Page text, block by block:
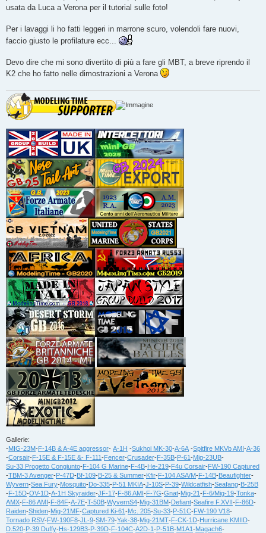
usata da Luca a Verona per il tutorial sulle foto!
Per i lavaggi li ho fatti leggeri in marrone scuro, volendoli fare nuovi,
faccio giusto le profilature ecc...
Devo dire che mi sono divertito di più a fare gli MBT, a breve riprendo il
K2 che ho fatto nelle dimostrazioni a Verona
Gallerie:
-MIG-23M-F-14B & A-4E aggressor- A-1H -Sukhoi MK-30-A-6A -Spitfire MKVb AMI-A-36
-Corsair-F-15E & F-15E &- F-111-Fencer-Crusader-F-35B-P-61-Mig-23UB-
Su-33 Progetto Congiunto-F-104 G Marine-F-4B-He-219-F4u Corsair-FW-190 Captured
-TBM-3 Avenger-P-47D-Bf-109-B-25 & Summer-Kfir-F-104 ASA/M-F-14B-Beaufighter-
Wyvern-Sea Fury-Mosquito-Do-335-P-51 MKIA-J-10S-P-39-Wildcatfish-Seafang-B-25B
-F-15D-OV-1D-A-1H Skyraider-JF-17-F-86 AMI-F-7G-Gnat-Mig-21-F-6/Mig-19-Tonka-
AMX-F-86 AMI-F-84F-A-7E-T-50B-WyvernS4-Mig-31BM-Defiant-Seafire F.XVII-F-86D-
Raiden-Shiden-Mig-21MF-Captured Ki-61-Mc. 205-Su-33-P-51C-FW-190 V18-
Tornado RSV-FW-190F8-JL-9-SM-79-Yak-38-Mig-21MT-F-CK-1D-Hurricane KMIID-
D.520-P-39 Duffy-Hs-129B3-P-39D-F-104C-A2D-1-P-51B-M1A1-Magach6-